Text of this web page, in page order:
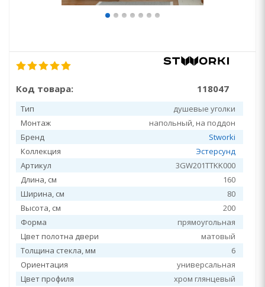
Код товара: 118047
Тип
душевые уголки
Монтаж
напольный, на поддон
Бренд
Stworki
Коллекция
Эстерсунд
Артикул
3GW201TTKK000
Длина, см
160
Ширина, см
80
Высота, см
200
Форма
прямоугольная
Цвет полотна двери
матовый
Толщина стекла, мм
6
Ориентация
универсальная
Цвет профиля
хром глянцевый